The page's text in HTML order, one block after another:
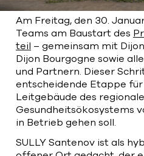
Am Freitag, den 30.
Teams am Baustart des
teil – gemeinsam mit
Dijon Bourgogne sowie
und Partnern. Dieser
entscheidende Etappe
Leitgebäude des
Gesundheitsökosystems
in Betrieb gehen soll.
SULLY Santenov ist als
Contractant général
intérieur
February |
Concepteur de
appliquées au
Walter |
Exploitant,
animateur d’espaces